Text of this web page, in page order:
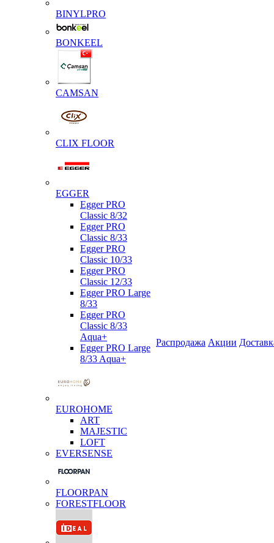
BINYLPRO
BONKEEL
CAMSAN
CLIX FLOOR
EGGER
Egger PRO
Classic 8/32
Egger PRO
Classic 8/33
Egger PRO
Classic 10/33
Egger PRO
Classic 12/33
Egger PRO Large
8/33
Egger PRO
Classic 8/33
Aqua+
Egger PRO Large
8/33 Aqua+
EUROHOME
ART
MAJESTIC
LOFT
EVERSENSE
FLOORPAN
FORESTFLOOR
Распродажа Акции